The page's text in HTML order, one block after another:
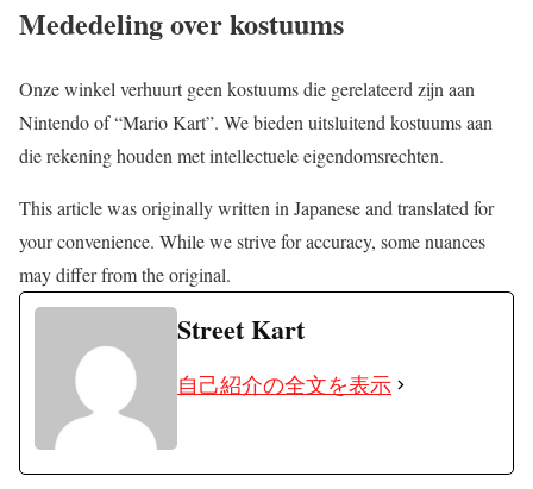
Mededeling over kostuums
Onze winkel verhuurt geen kostuums die gerelateerd zijn aan
Nintendo of “Mario Kart”. We bieden uitsluitend kostuums aan
die rekening houden met intellectuele eigendomsrechten.
This article was originally written in Japanese and translated for
your convenience. While we strive for accuracy, some nuances
may differ from the original.
Street Kart
自己紹介の全文を表示